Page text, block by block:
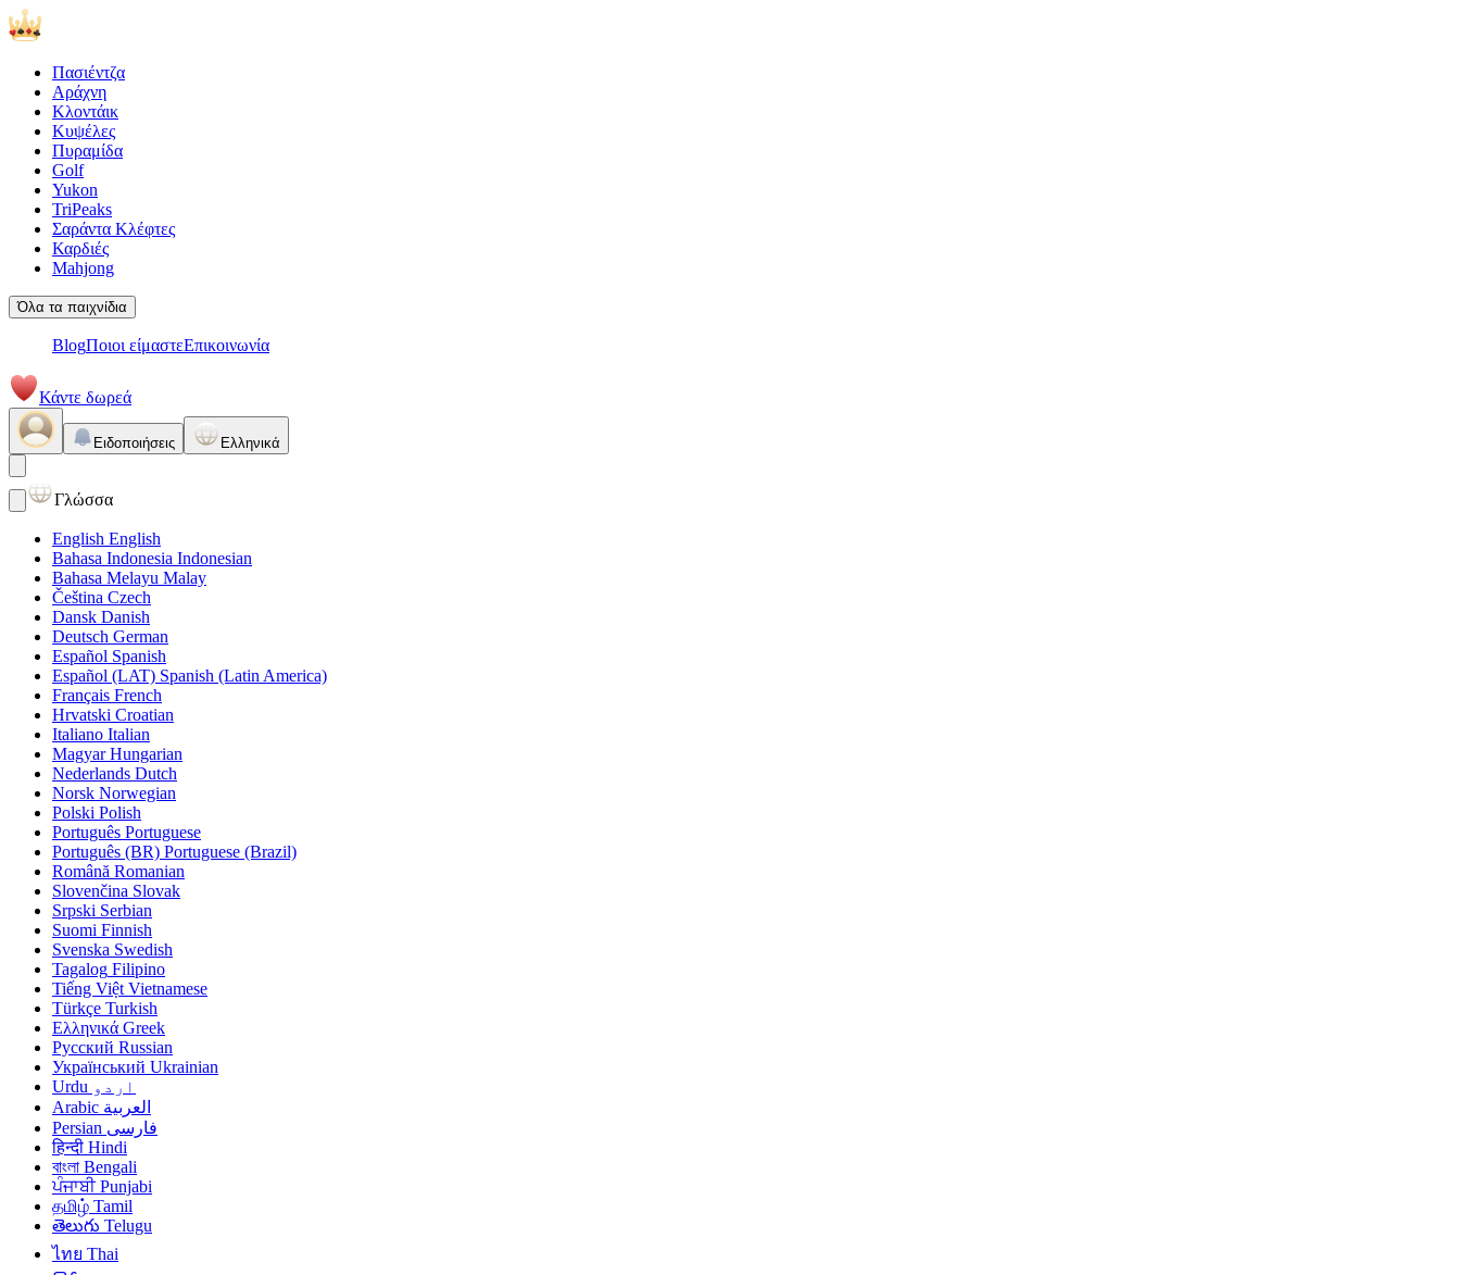
Πασιέντζα
Αράχνη
Κλοντάικ
Κυψέλες
Πυραμίδα
Golf
Yukon
TriPeaks
Σαράντα Κλέφτες
Καρδιές
Mahjong
Όλα τα παιχνίδια
BlogΠοιοι είμαστεΕπικοινωνία
Κάντε δωρεά
Ειδοποιήσεις Ελληνικά
Γλώσσα
English English
Bahasa Indonesia Indonesian
Bahasa Melayu Malay
Čeština Czech
Dansk Danish
Deutsch German
Español Spanish
Español (LAT) Spanish (Latin America)
Français French
Hrvatski Croatian
Italiano Italian
Magyar Hungarian
Nederlands Dutch
Norsk Norwegian
Polski Polish
Português Portuguese
Português (BR) Portuguese (Brazil)
Română Romanian
Slovenčina Slovak
Srpski Serbian
Suomi Finnish
Svenska Swedish
Tagalog Filipino
Tiếng Việt Vietnamese
Türkçe Turkish
Ελληνικά Greek
Русский Russian
Український Ukrainian
اردو Urdu
العربية Arabic
فارسی Persian
हिन्दी Hindi
বাংলা Bengali
ਪੰਜਾਬੀ Punjabi
தமிழ் Tamil
తెలుగు Telugu
ไทย Thai